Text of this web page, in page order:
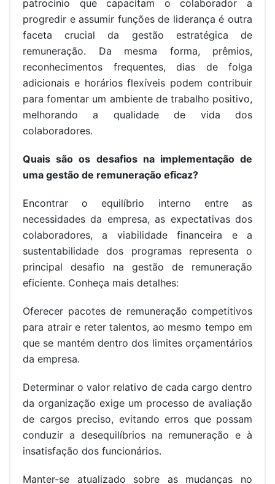
patrocínio que capacitam o colaborador a
progredir e assumir funções de liderança é outra
faceta crucial da gestão estratégica de
remuneração. Da mesma forma, prêmios,
reconhecimentos frequentes, dias de folga
adicionais e horários flexíveis podem contribuir
para fomentar um ambiente de trabalho positivo,
melhorando a qualidade de vida dos
colaboradores.
Quais são os desafios na implementação de
uma gestão de remuneração eficaz?
Encontrar o equilíbrio interno entre as
necessidades da empresa, as expectativas dos
colaboradores, a viabilidade financeira e a
sustentabilidade dos programas representa o
principal desafio na gestão de remuneração
eficiente. Conheça mais detalhes:
Oferecer pacotes de remuneração competitivos
para atrair e reter talentos, ao mesmo tempo em
que se mantém dentro dos limites orçamentários
da empresa.
Determinar o valor relativo de cada cargo dentro
da organização exige um processo de avaliação
de cargos preciso, evitando erros que possam
conduzir a desequilíbrios na remuneração e à
insatisfação dos funcionários.
Manter-se atualizado sobre as mudanças no